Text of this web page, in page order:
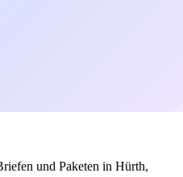
und Paketen in Hürth,